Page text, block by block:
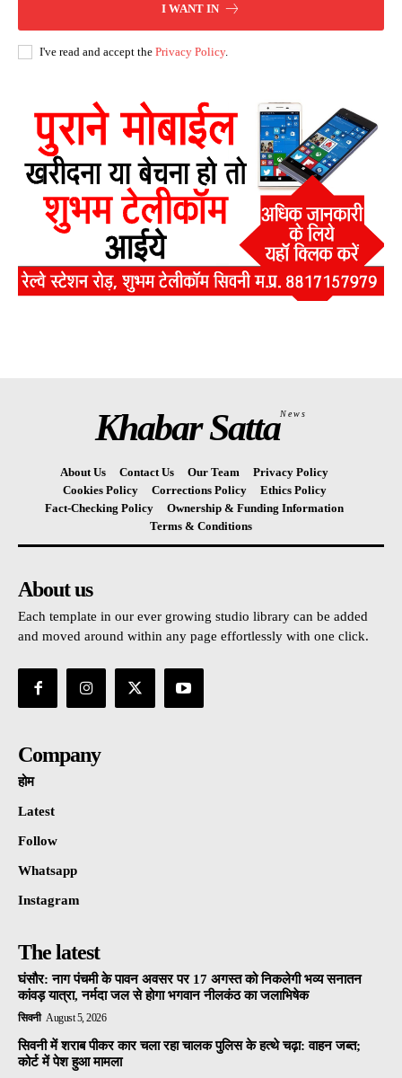
I WANT IN
I've read and accept the Privacy Policy.
Khabar SattaNews
About Us Contact Us Our Team
Privacy Policy
Cookies Policy
Corrections Policy
Ethics Policy
Fact-Checking Policy
Ownership & Funding Information
Terms & Conditions
About us
Each template in our ever growing studio library can be added
and moved around within any page effortlessly with one click.
Company
होम
Latest
Follow
Whatsapp
Instagram
The latest
घंसौर: नाग पंचमी के पावन अवसर पर 17 अगस्त को निकलेगी भव्य सनातन
कांवड़ यात्रा, नर्मदा जल से होगा भगवान नीलकंठ का जलाभिषेक
सिवनी August 5, 2026
सिवनी में शराब पीकर कार चला रहा चालक पुलिस के हत्थे चढ़ा: वाहन जब्त;
कोर्ट में पेश हुआ मामला